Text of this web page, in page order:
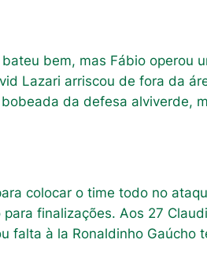
bem, mas Fábio operou
Lazari arriscou de fora da
da defesa alviverde,
colocar o time todo no
finalizações. Aos 27
falta à la Ronaldinho Gaúcho